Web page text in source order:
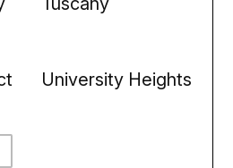
University Heights